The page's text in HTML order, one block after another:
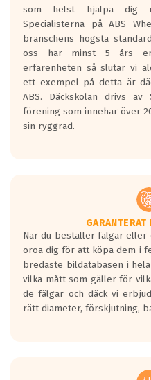
den kortaste
längsta.
Inga D eller G betyg delas
personbilar och lätta
Betyget sätts efter ett test
skall bromsa in på en väg
0.5-1.5 mm vatten.
I 80km/h kommer
Vid körning i över 50km/h
rullmotståndets ljud
motorljudet.
På däckmärkningen
en symbol av ett däck med
bullernivå markeras med
medans de vita vågorna
ett tyst däck.
regelverket som
som helst hjälpa dig
Specialisterna på ABS
branschens högsta
oss har minst 5 års
erfarenheten så slutar vi
ett exempel på detta är
ABS. Däckskolan drivs av
förening som innehar över
sin ryggrad.
När du beställer fälgar eller
oroa dig för att köpa dem i
bredaste bildatabasen i
vilka mått som gäller för
de fälgar och däck vi
rätt diameter, förskjutning,